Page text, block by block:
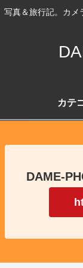
写真＆旅行記。カメ
カテ
DAME-